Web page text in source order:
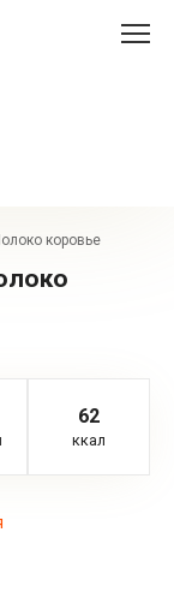
коровье
62
ккал